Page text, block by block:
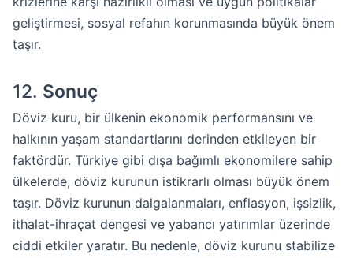
geliştirmesi, sosyal refahın korunmasında büyük önem
taşır.
12. Sonuç
Döviz kuru, bir ülkenin ekonomik performansını ve
halkının yaşam standartlarını derinden etkileyen bir
faktördür. Türkiye gibi dışa bağımlı ekonomilere sahip
ülkelerde, döviz kurunun istikrarlı olması büyük önem
taşır. Döviz kurunun dalgalanmaları, enflasyon, işsizlik,
ithalat-ihraçat dengesi ve yabancı yatırımlar üzerinde
ciddi etkiler yaratır. Bu nedenle, döviz kurunu stabilize